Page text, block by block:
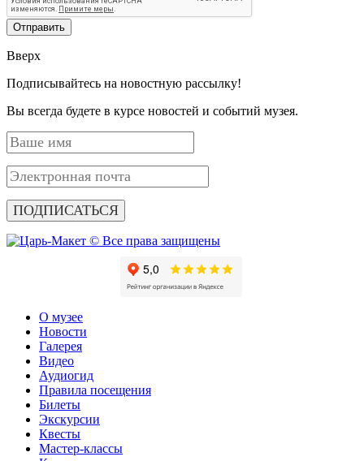
Вверх
Подписывайтесь на новостную рассылку!
Вы всегда будете в курсе новостей и событий музея.
ПОДПИСАТЬСЯ
© Все права защищены
О музее
Новости
Галерея
Видео
Аудиогид
Правила посещения
Билеты
Экскурсии
Квесты
Мастер-классы